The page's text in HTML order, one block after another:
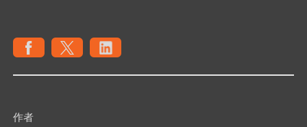
作者